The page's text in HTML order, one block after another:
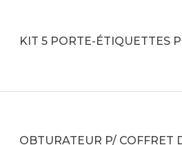
KIT 5 PORTE-ÉTIQUETTES
OBTURATEUR P/